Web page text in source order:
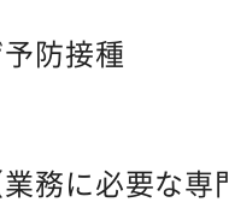
防接種
務に必要な